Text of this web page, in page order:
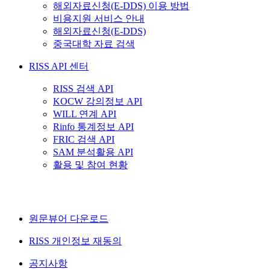
해외자료신청(E-DDS) 이용 방법
비용지원 서비스 안내
해외자료신청(E-DDS)
중국대학 자료 검색
RISS API 센터
RISS 검색 API
KOCW 강의정보 API
WILL 연계 API
Rinfo 통계정보 API
FRIC 검색 API
SAM 분석활용 API
활용 및 참여 현황
원문뷰어 다운로드
RISS 개인정보 재동의
공지사항